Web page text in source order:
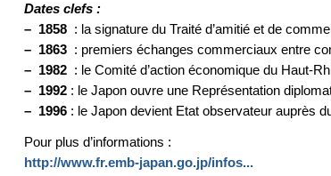
Dates clefs :
– 1858 : la signature du Traité d’amitié et de
– 1863 : premiers échanges commerciaux entre
– 1982 : le Comité d’action économique du Haut-
– 1992: le Japon ouvre une Représentation
– 1996: le Japon devient Etat observateur auprès
Pour plus d’informations :
http://www.fr.emb-japan.go.jp/infos...